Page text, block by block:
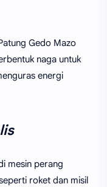
Gedo Mazo
naga untuk
energi
mesin perang
roket dan misil